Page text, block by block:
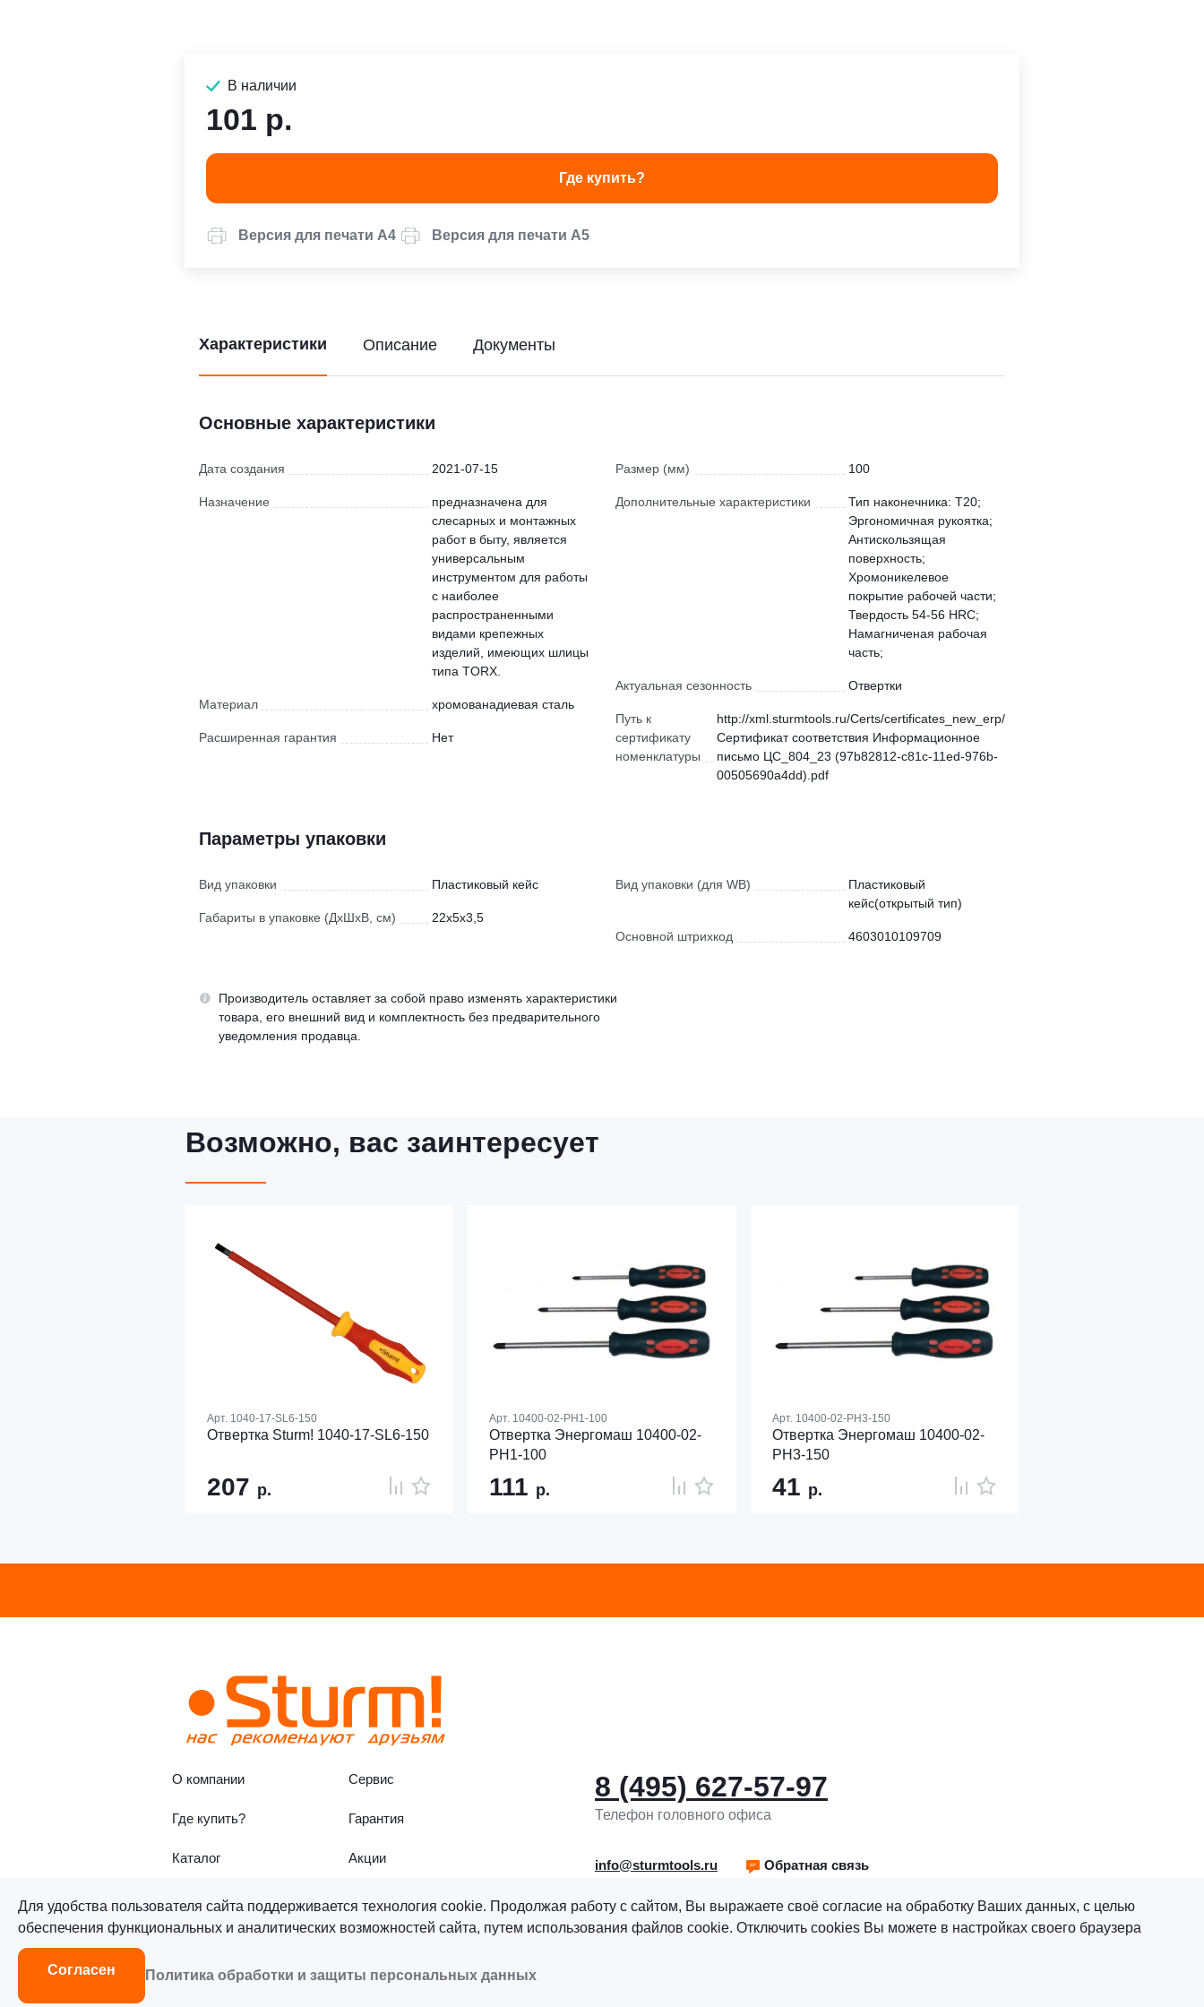
В наличии
101 р.
Где купить?
Версия для печати А4 Версия для печати А5
Характеристики
Основные характеристики
Дата создания 2021-07-15
Назначение
предназначена для
слесарных и монтажных
работ в быту, является
универсальным
инструментом для работы
с наиболее
распространенными
видами крепежных
изделий, имеющих шлицы
типа TORX.
Материал хромованадиевая сталь
Расширенная гарантия Нет
Размер (мм) 100
Дополнительные характеристики
Тип наконечника: T20;
Эргономичная рукоятка;
Антискользящая
поверхность;
Хромоникелевое
покрытие рабочей части;
Твердость 54-56 HRC;
Намагниченая рабочая
часть;
Актуальная сезонность Отвертки
Путь к
сертификату
номенклатуры
http://xml.sturmtools.ru/Certs/certificates_new_erp/
Сертификат соответствия Информационное
письмо ЦС_804_23 (97b82812-c81c-11ed-976b-
00505690a4dd).pdf
Параметры упаковки
Вид упаковки Пластиковый кейс
Габариты в упаковке (ДхШхВ, см) 22x5x3,5
Вид упаковки (для WB)
Пластиковый
кейс(открытый тип)
Основной штрихкод 4603010109709
Производитель оставляет за собой право изменять характеристики
товара, его внешний вид и комплектность без предварительного
уведомления продавца.
Описание Документы
Возможно, вас заинтересует
Арт. 1040-17-SL6-150
Отвертка Sturm! 1040-17-SL6-150
207 р.
Арт. 10400-02-PH1-100
Отвертка Энергомаш 10400-02-
PH1-100
111 р.
Арт. 10400-02-PH3-150
Отвертка Энергомаш 10400-02-
PH3-150
41 р.
О компании Сервис
Где купить? Гарантия
Каталог Акции
8 (495) 627-57-97
Телефон головного офиса
info@sturmtools.ru Обратная связь
Для удобства пользователя сайта поддерживается технология cookie. Продолжая работу с сайтом, Вы выражаете своё согласие на обработку Ваших данных, с целью
обеспечения функциональных и аналитических возможностей сайта, путем использования файлов cookie. Отключить cookies Вы можете в настройках своего браузера
Согласен Политика обработки и защиты персональных данных